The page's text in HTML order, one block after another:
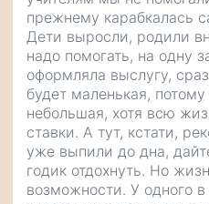
прежнему карабкалась
Дети выросли, родили
надо помогать, на одну
оформляла выслугу,
будет маленькая,
небольшая, хотя всю
ставки. А тут, кстати,
уже выпили до дна,
годик отдохнуть. Но
возможности. У одного